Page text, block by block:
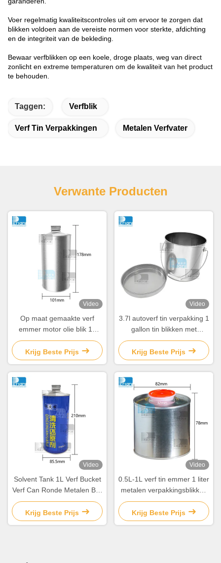
Voer regelmatig kwaliteitscontroles uit om ervoor te zorgen dat
blikken voldoen aan de vereiste normen voor sterkte, afdichting
en de integriteit van de bekleding.
Bewaar verfblikken op een koele, droge plaats, weg van direct
zonlicht en extreme temperaturen om de kwaliteit van het product
te behouden.
Taggen: Verfblik
Verf Tin Verpakkingen Metalen Verfvater
Verwante Producten
Video
Op maat gemaakte verf
emmer motor olie blik 1L
ronde metalen blik met
metalen deksel
Krijg Beste Prijs
Video
3.7l autoverf tin verpakking 1
gallon tin blikken met
hefboom deksels / ijzeren
handvat
Krijg Beste Prijs
Video
Solvent Tank 1L Verf Bucket
Verf Can Ronde Metalen Blik
Met Deksel
Krijg Beste Prijs
Video
0.5L-1L verf tin emmer 1 liter
metalen verpakkingsblikken
met plastic stop
schroefdeksel
Krijg Beste Prijs